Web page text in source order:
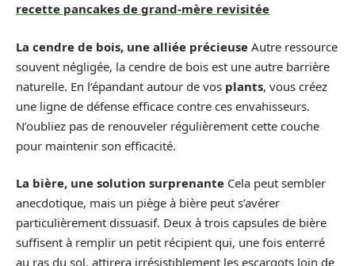
recette pancakes de grand-mère revisitée
La cendre de bois, une alliée précieuse Autre ressource
souvent négligée, la cendre de bois est une autre barrière
naturelle. En l’épandant autour de vos plants, vous créez
une ligne de défense efficace contre ces envahisseurs.
N’oubliez pas de renouveler régulièrement cette couche
pour maintenir son efficacité.
La bière, une solution surprenante Cela peut sembler
anecdotique, mais un piège à bière peut s’avérer
particulièrement dissuasif. Deux à trois capsules de bière
suffisent à remplir un petit récipient qui, une fois enterré
au ras du sol, attirera irrésistiblement les escargots loin de